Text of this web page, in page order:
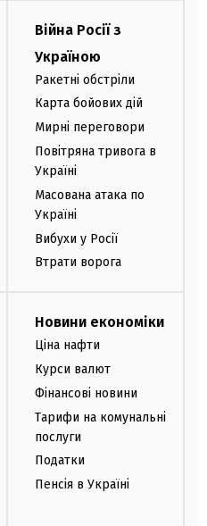
Війна Росії з
Україною
Ракетні обстріли
Карта бойових дій
Мирні переговори
Повітряна тривога в
Україні
Масована атака по
Україні
Вибухи у Росії
Втрати ворога
Новини економіки
Ціна нафти
Курси валют
Фінансові новини
Тарифи на комунальні
послуги
Податки
Пенсія в Україні